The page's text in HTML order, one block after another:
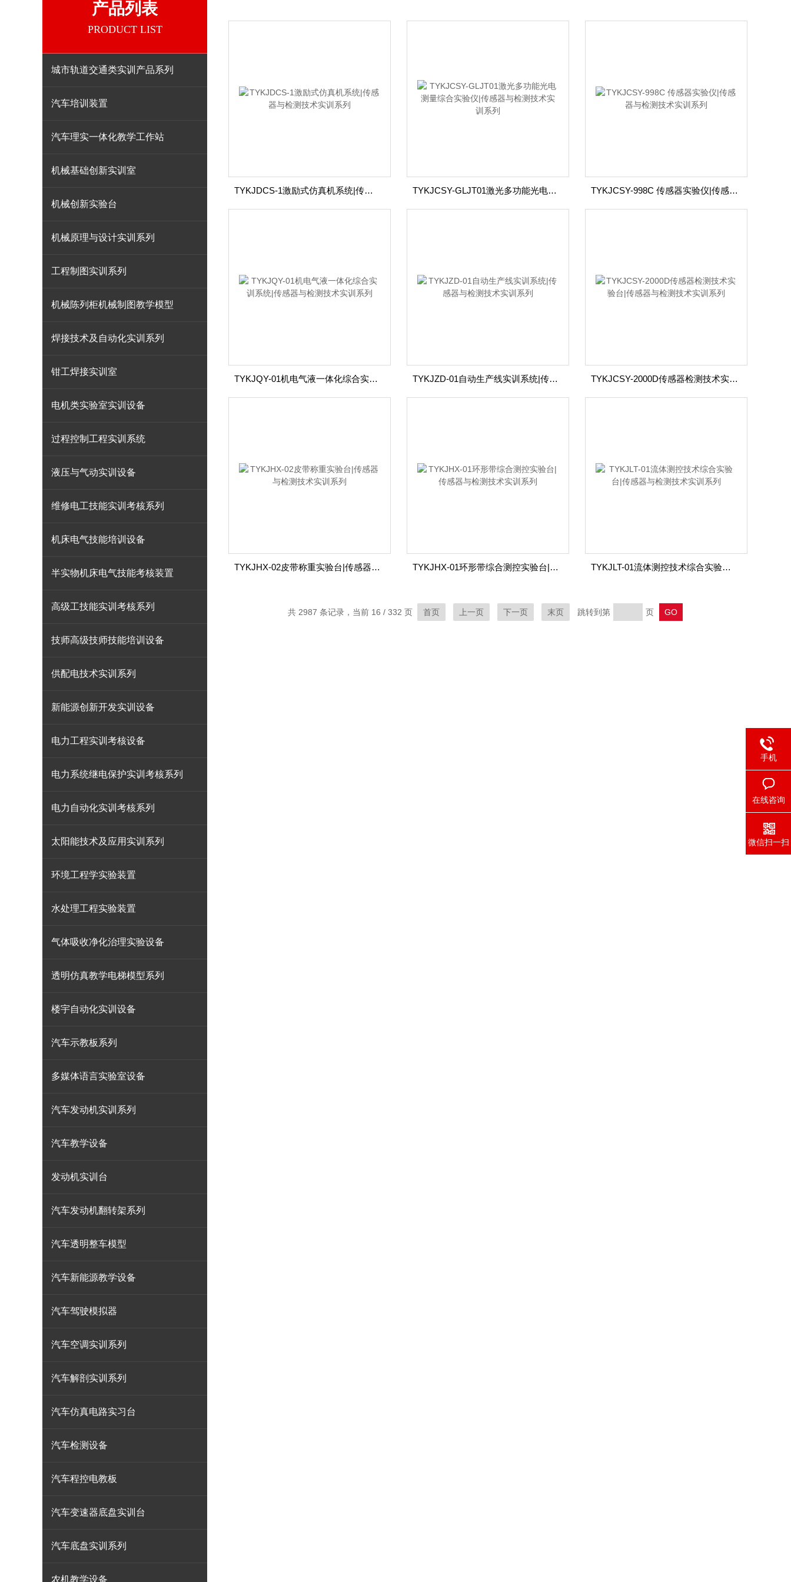
产品列表
PRODUCT LIST
城市轨道交通类实训产品系列
汽车培训装置
汽车理实一体化教学工作站
机械基础创新实训室
机械创新实验台
机械原理与设计实训系列
工程制图实训系列
机械陈列柜机械制图教学模型
焊接技术及自动化实训系列
钳工焊接实训室
电机类实验室实训设备
过程控制工程实训系统
液压与气动实训设备
维修电工技能实训考核系列
机床电气技能培训设备
半实物机床电气技能考核装置
高级工技能实训考核系列
技师高级技师技能培训设备
供配电技术实训系列
新能源创新开发实训设备
电力工程实训考核设备
电力系统继电保护实训考核系列
电力自动化实训考核系列
太阳能技术及应用实训系列
环境工程学实验装置
水处理工程实验装置
气体吸收净化治理实验设备
透明仿真教学电梯模型系列
楼宇自动化实训设备
汽车示教板系列
多媒体语言实验室设备
汽车发动机实训系列
汽车教学设备
发动机实训台
汽车发动机翻转架系列
汽车透明整车模型
汽车新能源教学设备
汽车驾驶模拟器
汽车空调实训系列
汽车解剖实训系列
汽车仿真电路实习台
汽车检测设备
汽车程控电教板
汽车变速器底盘实训台
汽车底盘实训系列
农机教学设备
TYKJDCS-1激励式仿真机系统|传感器与检测技术实训系列 TYKJCSY-GLJT01激光多功能光电测量综合实验仪|传感器与检测技术实训系列 TYKJCSY-998C 传感器实验仪|传感器与检测技术实训系列
TYKJQY-01机电气液一体化综合实训系统|传感器与检测技术实训系列 TYKJZD-01自动生产线实训系统|传感器与检测技术实训系列 TYKJCSY-2000D传感器检测技术实验台|传感器与检测技术实训系列
TYKJHX-02皮带称重实验台|传感器与检测技术实训系列 TYKJHX-01环形带综合测控实验台|传感器与检测技术实训系列 TYKJLT-01流体测控技术综合实验台|传感器与检测技术实训系列
共 2987 条记录，当前 16 / 332 页 首页 上一页 下一页 末页 跳转到第 页
手机
在线咨询
微信扫一扫